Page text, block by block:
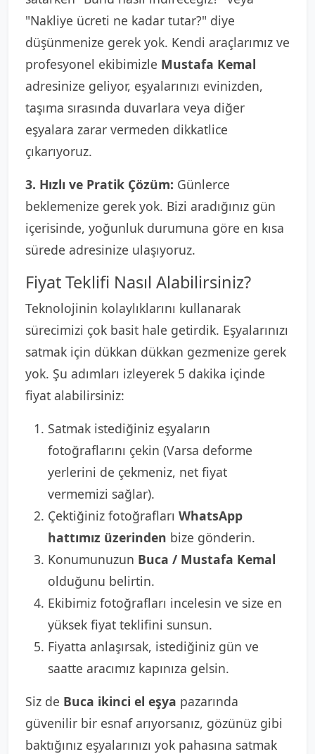
"Nakliye ücreti ne kadar tutar?" diye
düşünmenize gerek yok. Kendi araçlarımız ve
profesyonel ekibimizle Mustafa Kemal
adresinize geliyor, eşyalarınızı evinizden,
taşıma sırasında duvarlara veya diğer
eşyalara zarar vermeden dikkatlice
çıkarıyoruz.
3. Hızlı ve Pratik Çözüm: Günlerce
beklemenize gerek yok. Bizi aradığınız gün
içerisinde, yoğunluk durumuna göre en kısa
sürede adresinize ulaşıyoruz.
Fiyat Teklifi Nasıl Alabilirsiniz?
Teknolojinin kolaylıklarını kullanarak
sürecimizi çok basit hale getirdik. Eşyalarınızı
satmak için dükkan dükkan gezmenize gerek
yok. Şu adımları izleyerek 5 dakika içinde
fiyat alabilirsiniz:
Satmak istediğiniz eşyaların
fotoğraflarını çekin (Varsa deforme
yerlerini de çekmeniz, net fiyat
vermemizi sağlar).
Çektiğiniz fotoğrafları WhatsApp
hattımız üzerinden bize gönderin.
Konumunuzun Buca / Mustafa Kemal
olduğunu belirtin.
Ekibimiz fotoğrafları incelesin ve size en
yüksek fiyat teklifini sunsun.
Fiyatta anlaşırsak, istediğiniz gün ve
saatte aracımız kapınıza gelsin.
Siz de Buca ikinci el eşya pazarında
güvenilir bir esnaf arıyorsanız, gözünüz gibi
baktığınız eşyalarınızı yok pahasına satmak